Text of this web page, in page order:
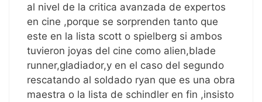
al nivel de la critica avanzada de expertos
en cine ,porque se sorprenden tanto que
este en la lista scott o spielberg si ambos
tuvieron joyas del cine como alien,blade
runner,gladiador,y en el caso del segundo
rescatando al soldado ryan que es una obra
maestra o la lista de schindler en fin ,insisto